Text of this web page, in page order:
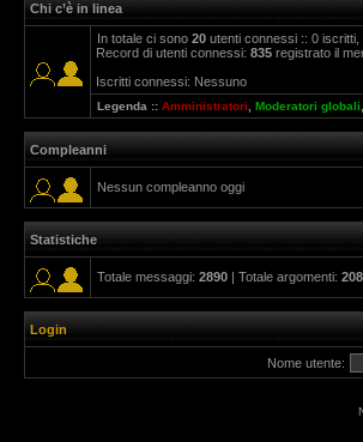
Chi c’è in linea
In totale ci sono 20 utenti connessi :: 0
Record di utenti connessi: 835 registrato il
Iscritti connessi: Nessuno
Legenda :: Amministratori Moderatori globali
Compleanni
Nessun compleanno oggi
Statistiche
Totale messaggi: 2890 | Totale argomenti: 208
Login
Nome utente: